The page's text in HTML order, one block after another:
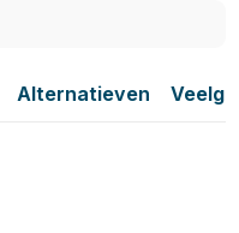
Alternatieven